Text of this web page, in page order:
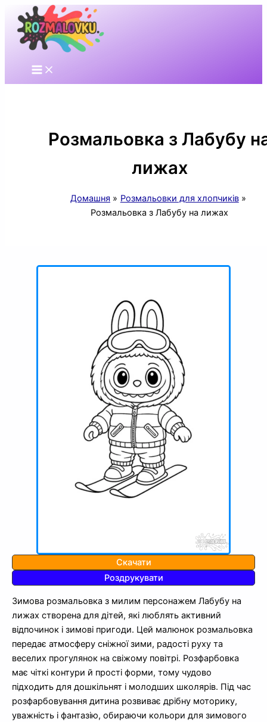
Перейти
вмісту
Розмальовка з Лабубу
лижах
Домашня
Розмальовки для хлопчиків
Розмальовка з Лабубу на лижах
Скачати
Роздрукувати
Зимова розмальовка з милим персонажем Лабубу на
лижах створена для дітей, які люблять активний
відпочинок і зимові пригоди. Цей малюнок розмальовка
передає атмосферу сніжної зими, радості руху та
веселих прогулянок на свіжому повітрі. Розфарбовка
має чіткі контури й прості форми, тому чудово
підходить для дошкільнят і молодших школярів. Під час
розфарбовування дитина розвиває дрібну моторику,
уважність і фантазію, обираючи кольори для зимового